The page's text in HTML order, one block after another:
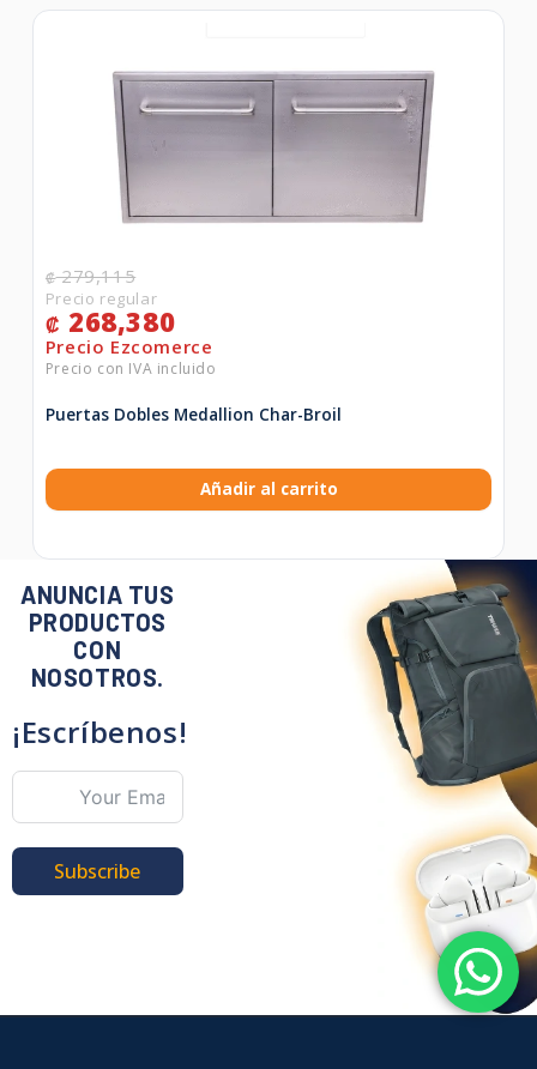
₡279,115
₡ 268,380
Puertas Dobles Medallion Char-Broil
Añadir al carrito
ANUNCIA TUS
PRODUCTOS
CON
NOSOTROS.
¡Escríbenos!
Subscribe